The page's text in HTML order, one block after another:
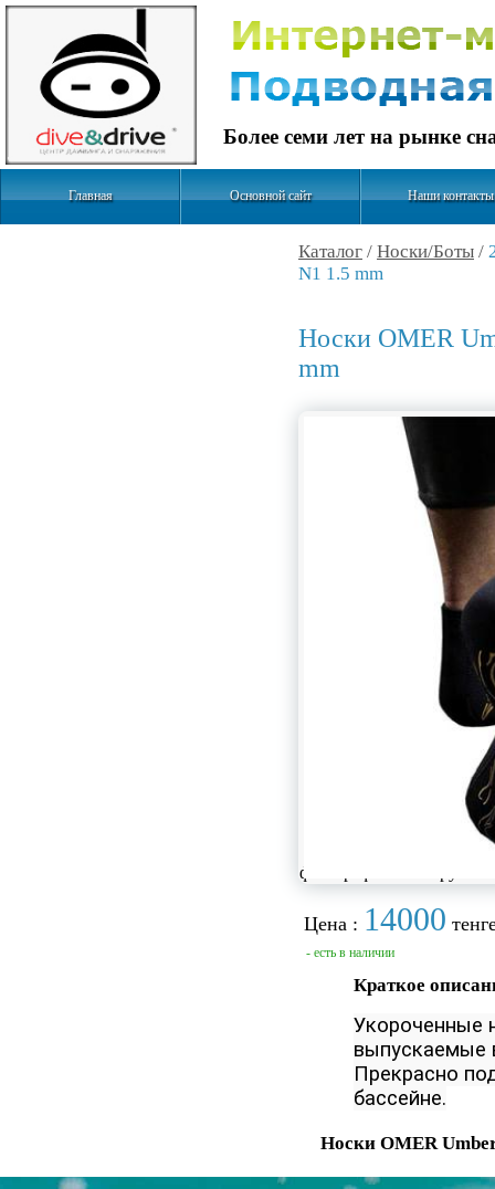
Более семи лет на рынке
Главная Основной сайт Наши контакты
Каталог / Носки/Боты /
N1 1.5 mm
Носки OMER
mm
фотографии не
Краткое
Укороченные
выпускаемые
Прекрасно
бассейне.
Цена : 14000
- есть в наличии
Носки OMER